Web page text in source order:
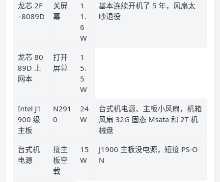
龙芯 2F
–8089D
关屏
幕
1
1.
6
W
基本连续开机了 5 年，风扇太
吵退役
龙芯 80
89D 上
网本
打开
屏幕
1
5.
5
W
Intel J1
900 级
主板
N291
0
24
W
台式机电源、主板小风扇，机箱
风扇 32G 固态 Msata 和 2T 机
械盘
台式机
电源
接主
板空
载
15
W
J1900 主板没电源，短接 PS-O
N